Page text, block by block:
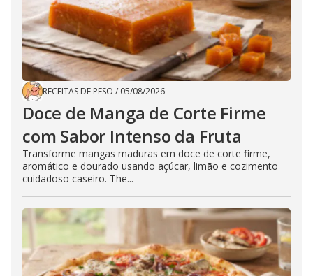
RECEITAS DE PESO / 05/08/2026
Doce de Manga de Corte Firme
com Sabor Intenso da Fruta
Transforme mangas maduras em doce de corte firme,
aromático e dourado usando açúcar, limão e cozimento
cuidadoso caseiro. The...